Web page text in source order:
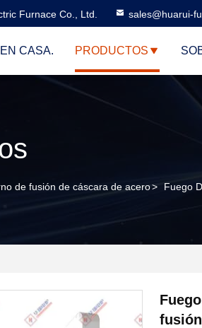
Furnace Co., Ltd. sales@huarui-
EN CASA. PRODUCTOS
de fusión de cáscara de acero> Fuego